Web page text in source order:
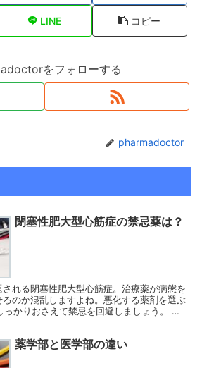
LINE コピー
をフォローする
pharmadoctor
閉塞性肥大型心筋症の禁忌薬は？
れる閉塞性肥大型心筋症。治療薬が病態を
のか混乱しますよね。悪化する薬剤を選ぶ
かりおさえて禁忌を回避しましょう。 閉
薬学部と医学部の違い